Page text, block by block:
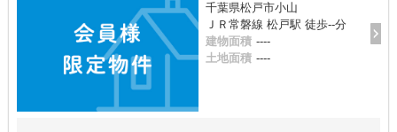
千葉県松戸市小山
ＪＲ常磐線 松戸駅 徒歩--分
建物面積 ----
土地面積 ----